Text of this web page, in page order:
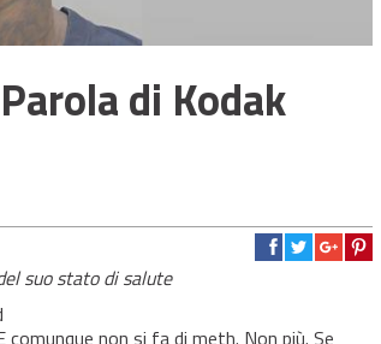
di Kodak
suo stato di salute